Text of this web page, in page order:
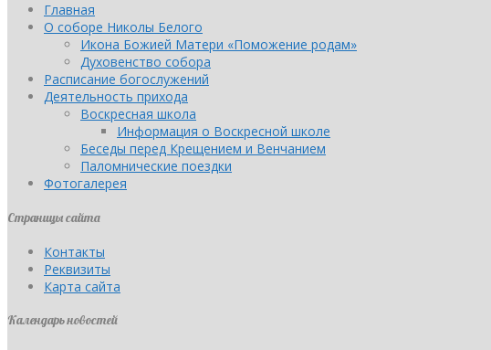
Главная
О соборе Николы Белого
Икона Божией Матери «Поможение родам»
Духовенство собора
Расписание богослужений
Деятельность прихода
Воскресная школа
Информация о Воскресной школе
Беседы перед Крещением и Венчанием
Паломнические поездки
Фотогалерея
Страницы сайта
Контакты
Реквизиты
Карта сайта
Календарь новостей